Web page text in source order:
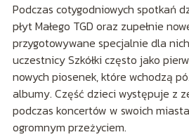
Podczas cotygodniowych spotkań
płyt Małego TGD oraz zupełnie
przygotowywane specjalnie dla
uczestnicy Szkółki często jako
nowych piosenek, które wchodzą
albumy. Część dzieci występuje z
podczas koncertów w swoich
ogromnym przeżyciem.